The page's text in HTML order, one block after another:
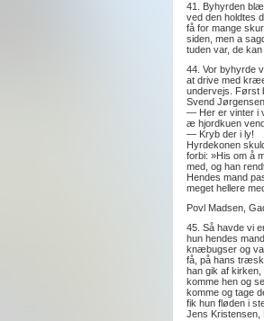
41. Byhyrden
ved den holdtes
få for mange
siden, men a
tuden var, de
44. Vor byhyrde
at drive med
undervejs. Først
Svend
— Her er vinter i
æ hjordkuen
— Kryb der i ly!
Hyrdekonen
forbi: »His om å
med, og han
Hendes mand
meget hellere
Povl Madsen,
45. Så havde vi
hun hendes
knæbugser og
få, på hans
han gik af
komme hen og
komme og tage
fik hun fløden i
Jens Kristensen,